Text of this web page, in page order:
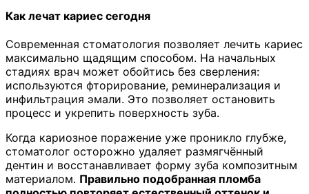
Как лечат кариес сегодня
Современная стоматология позволяет лечить кариес
максимально щадящим способом. На начальных
стадиях врач может обойтись без сверления:
используются фторирование, реминерализация и
инфильтрация эмали. Это позволяет остановить
процесс и укрепить поверхность зуба.
Когда кариозное поражение уже проникло глубже,
стоматолог осторожно удаляет размягчённый
дентин и восстанавливает форму зуба композитным
материалом. Правильно подобранная пломба